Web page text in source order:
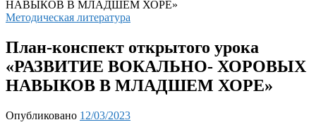
НАВЫКОВ В МЛАДШЕМ ХОРЕ»
Методическая литература
План-конспект открытого урока
«РАЗВИТИЕ ВОКАЛЬНО- ХОРОВЫХ
НАВЫКОВ В МЛАДШЕМ ХОРЕ»
Опубликовано 12/03/2023